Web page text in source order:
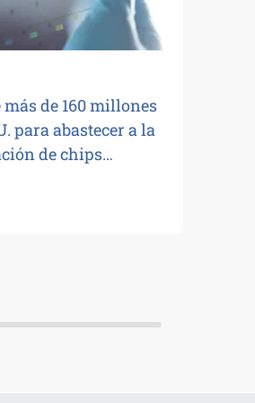
de 160 millones
para abastecer a la
de chips…